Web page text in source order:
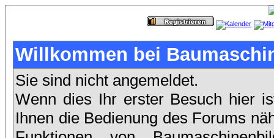
Willkommen bei
Sie sind nicht angemeldet.
Wenn dies Ihr erster Besuch hier
Ihnen die Bedienung des Forums